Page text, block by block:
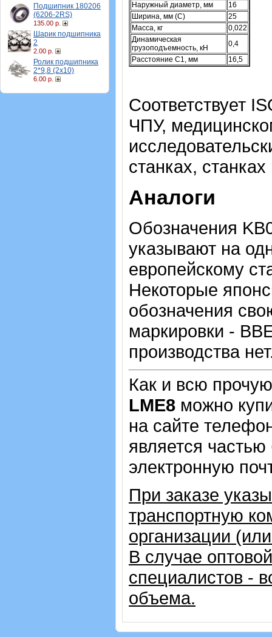
Подшипник 180206
(6206-2RS)
135.00 р.
Шарик подшипника
2
2.00 р.
Ролик подшипника
2*9,8 (2х10)
6.00 р.
Наружный диаметр, мм
16
Ширина, мм (C)
25
Масса, кг
0,022
Динамическая
грузоподъемность, кН
0,4
Расстояние C1, мм
16,5
Соответствует
ЧПУ,
станках,
Аналоги
Обозначения
указывают на
европейскому
Некоторые
обозначения
маркировки -
производства
Как и всю
LME8 можно
на сайте
является
электронную
При заказе
транспортную
организации
В случае
специалистов -
объема.